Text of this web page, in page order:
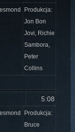
Produkcja:
Jon Bon
Jovi, Richie
Sambora,
Peter
Collins
5:08
Produkcja:
Bruce